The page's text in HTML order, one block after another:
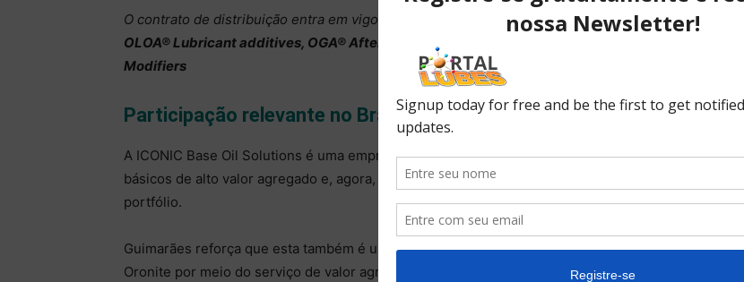
O contrato de distribuição entra em vigor em junho de 2025 e inclui os seguintes produtos:
OLOA® Lubricant additives, OGA® Aftermarket Gasoline Additive and PARATONE® Viscosity
Modifiers
Participação relevante no Brasil
A ICONIC Base Oil Solutions é uma empresa líder no território brasileiro na distribuição de óleos
básicos de alto valor agregado e, agora, adiciona aditivos para combustíveis e lubrificantes ao seu
portfólio.
Guimarães reforça que esta também é uma oportunidade de interagir com os clientes da Chevron
Oronite por meio do serviço de valor agregado e da liderança do conceito de one-stop shop no